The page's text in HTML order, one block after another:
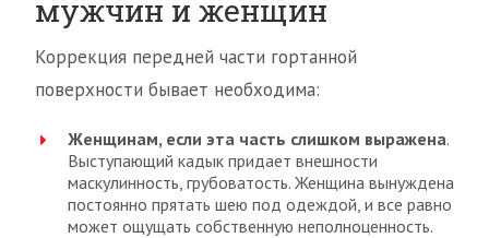
мужчин и женщин
Коррекция передней части гортанной
поверхности бывает необходима:
Женщинам, если эта часть слишком выражена.
Выступающий кадык придает внешности
маскулинность, грубоватость. Женщина вынуждена
постоянно прятать шею под одеждой, и все равно
может ощущать собственную неполноценность.